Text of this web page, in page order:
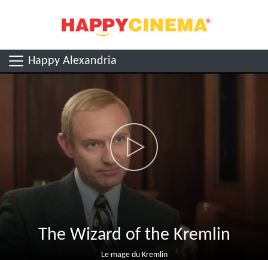
Happy Alexandria
The Wizard of the Kremlin
Le mage du Kremlin